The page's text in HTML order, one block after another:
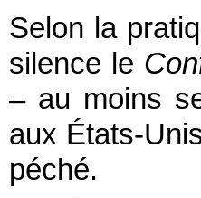
Selon la
silence le
– au moins
aux États-
péché.